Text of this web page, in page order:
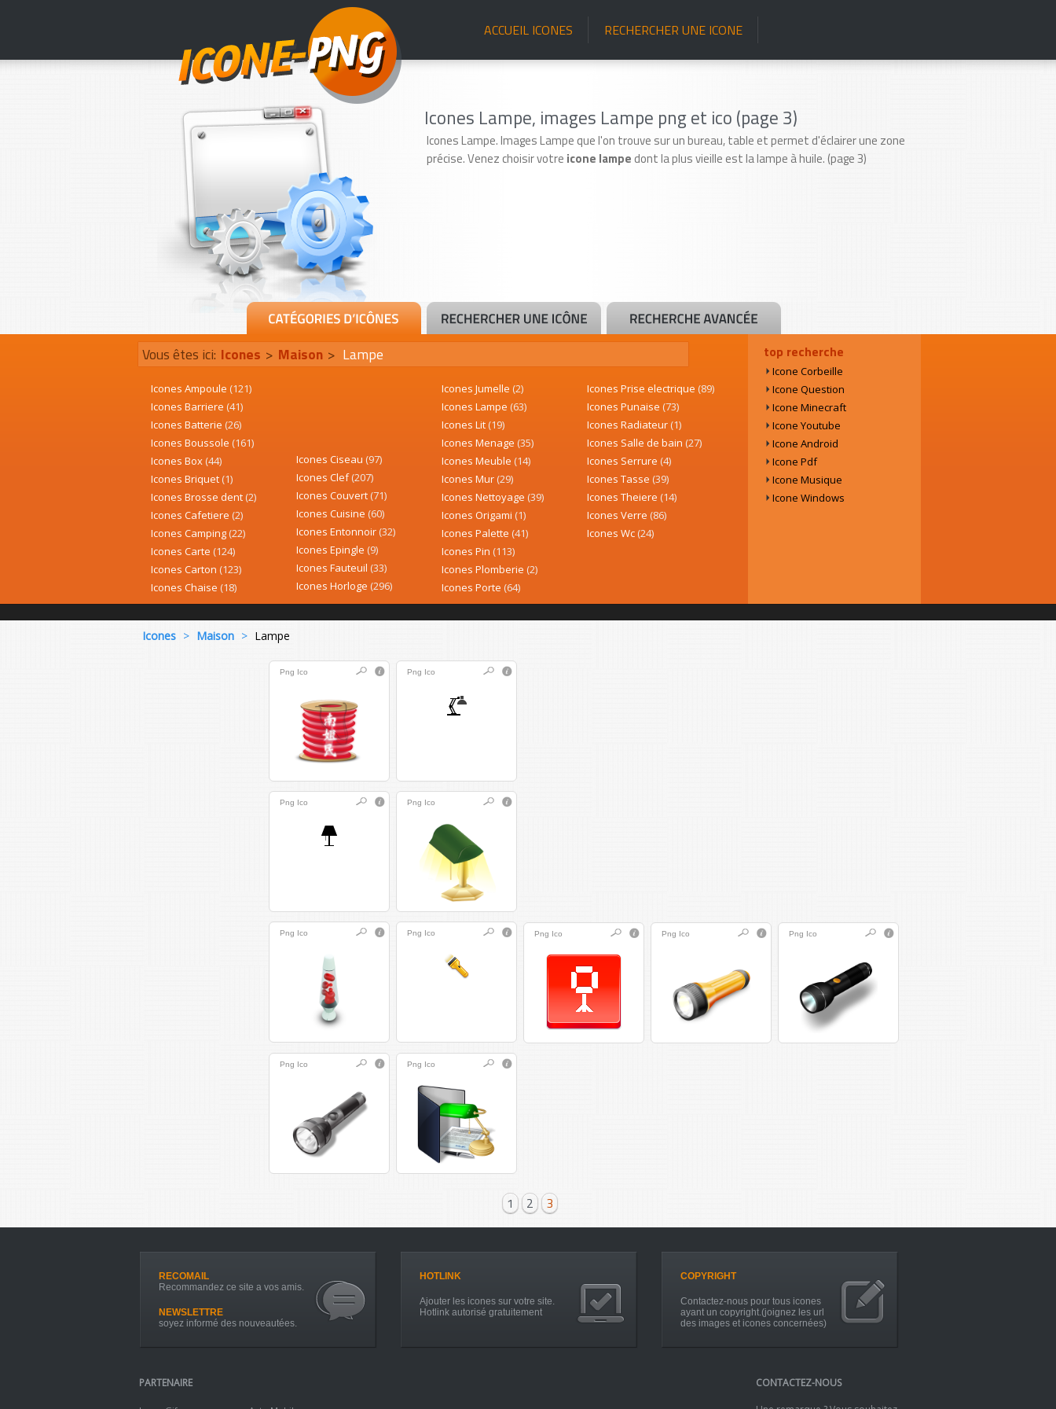
ACCUEIL ICONES RECHERCHER UNE ICONE
Icones Lampe, images Lampe png et ico (page 3)
Icones Lampe. Images Lampe que l'on trouve sur un bureau, table et permet d'éclairer une zone
précise. Venez choisir votre icone lampe dont la plus vieille est la lampe à huile. (page 3)
Vous êtes ici: Icones > Maison > Lampe
Icones Ampoule (121)
Icones Barriere (41)
Icones Batterie (26)
Icones Boussole (161)
Icones Box (44)
Icones Briquet (1)
Icones Brosse dent (2)
Icones Cafetiere (2)
Icones Camping (22)
Icones Carte (124)
Icones Carton (123)
Icones Chaise (18)
Icones Ciseau (97)
Icones Clef(207)
Icones Couvert (71)
Icones Cuisine (60)
Icones Entonnoir (32)
Icones Epingle (9)
Icones Fauteuil (33)
Icones Horloge (296)
Icones Jumelle (2)
Icones Lampe (63)
Icones Lit(19)
Icones Menage (35)
Icones Meuble (14)
Icones Mur (29)
Icones Nettoyage (39)
Icones Origami (1)
Icones Palette (41)
Icones Pin (113)
Icones Plomberie (2)
Icones Porte (64)
Icones Prise electrique (89)
Icones Punaise (73)
Icones Radiateur(1)
Icones Salle de bain (27)
Icones Serrure (4)
Icones Tasse (39)
Icones Theiere (14)
Icones Verre (86)
Icones Wc (24)
top recherche
Icone Corbeille
Icone Question
Icone Minecraft
Icone Youtube
Icone Android
Icone Pdf
Icone Musique
Icone Windows
Icones > Maison > Lampe
Png Ico Png Ico
Png Ico Png Ico
Png Ico Png Ico Png Ico Png Ico Png Ico
Png Ico Png Ico
1 2 3
RECOMAIL
Recommandez ce site a vos amis.
NEWSLETTRE
soyez informé des nouveautées.
HOTLINK
Ajouter les icones sur votre site.
Hotlink autorisé gratuitement
COPYRIGHT
Contactez-nous pour tous icones
ayant un copyright.(joignez les url
des images et icones concernées)
PARTENAIRE
CONTACTEZ-NOUS